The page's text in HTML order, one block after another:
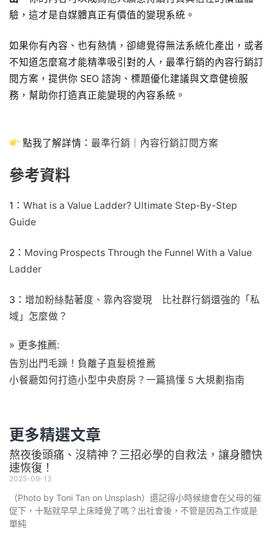
驗，這才是自媒體真正有價值的變現系統。
如果你有內容、也有熱情，卻總覺得無法系統化產出，或者
不知道怎麼寫才能精準吸引對的人，最準行銷的內容行銷訂
閱方案，提供你 SEO 諮詢、標題優化建議與文章健檢服
務，幫助你打造真正能變現的內容系統。
點我了解詳情： 最準行銷｜內容行銷訂閱方案
參考資料
1： What is a Value Ladder? Ultimate Step-By-Step
Guide
2： Moving Prospects Through the Funnel With a Value
Ladder
3： 增加粉絲黏著度、靠內容變現 比社群行銷還強的「私
域」怎麼做？
» 更多推薦:
告別出門毛躁！負離子直髮梳推薦
小餐廳如何打造小型中央廚房？一篇搞懂 5 大規劃指南
更多精選文章
熬夜後頭痛、沒精神？三招必學的自救法，讓身體快
速恢復！
2025-09-13
（Photo by Toni Tan on Unsplash）還記得小時候總會在父母的催
促下，十點就早早上床睡覺了嗎？出社會後，不管是因為工作或是
單純